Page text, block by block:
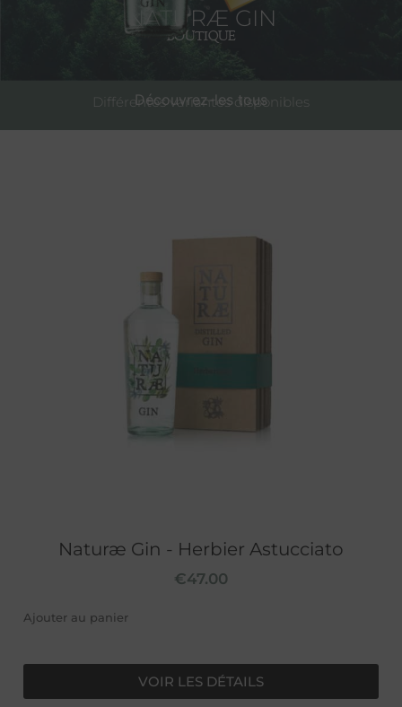
NATURÆ GIN
BOUTIQUE
Différentes variantes disponibles
Découvrez-les tous
Naturæ Gin - Herbier Astucciato
€47.00
Ajouter au panier
VOIR LES DÉTAILS